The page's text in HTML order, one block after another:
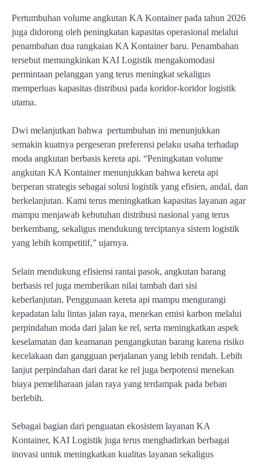
Pertumbuhan volume angkutan KA Kontainer pada tahun 2026
juga didorong oleh peningkatan kapasitas operasional melalui
penambahan dua rangkaian KA Kontainer baru. Penambahan
tersebut memungkinkan KAI Logistik mengakomodasi
permintaan pelanggan yang terus meningkat sekaligus
memperluas kapasitas distribusi pada koridor-koridor logistik
utama.
Dwi melanjutkan bahwa pertumbuhan ini menunjukkan
semakin kuatnya pergeseran preferensi pelaku usaha terhadap
moda angkutan berbasis kereta api. “Peningkatan volume
angkutan KA Kontainer menunjukkan bahwa kereta api
berperan strategis sebagai solusi logistik yang efisien, andal, dan
berkelanjutan. Kami terus meningkatkan kapasitas layanan agar
mampu menjawab kebutuhan distribusi nasional yang terus
berkembang, sekaligus mendukung terciptanya sistem logistik
yang lebih kompetitif,” ujarnya.
Selain mendukung efisiensi rantai pasok, angkutan barang
berbasis rel juga memberikan nilai tambah dari sisi
keberlanjutan. Penggunaan kereta api mampu mengurangi
kepadatan lalu lintas jalan raya, menekan emisi karbon melalui
perpindahan moda dari jalan ke rel, serta meningkatkan aspek
keselamatan dan keamanan pengangkutan barang karena risiko
kecelakaan dan gangguan perjalanan yang lebih rendah. Lebih
lanjut perpindahan dari darat ke rel juga berpotensi menekan
biaya pemeliharaan jalan raya yang terdampak pada beban
berlebih.
Sebagai bagian dari penguatan ekosistem layanan KA
Kontainer, KAI Logistik juga terus menghadirkan berbagai
inovasi untuk meningkatkan kualitas layanan sekaligus